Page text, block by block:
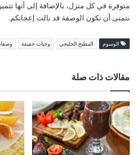
متوفرة في كل منزل، بالإضافة إلى أنها
نتمنى أن نكون الوصفة قد نالت إعجابكم.
الوسوم المطبخ الخليجي وجبات خفيفة
مقالات ذات صلة